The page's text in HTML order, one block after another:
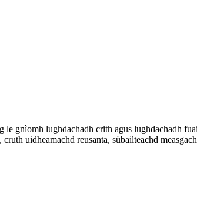
le gnìomh lughdachadh crith agus lughdachadh
uidheamachd reusanta, sùbailteachd